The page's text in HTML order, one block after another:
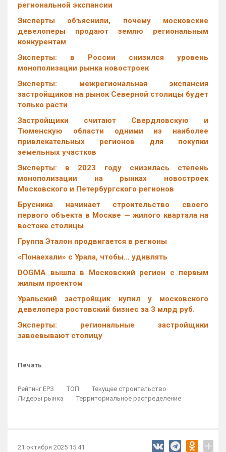
региональной экспансии
Эксперты объяснили, почему московские
девелоперы продают землю региональным
конкурентам
Эксперты: в России снизился уровень
монополизации рынка новостроек
Эксперты: межрегиональная экспансия
застройщиков на рынок Северной столицы будет
только расти
Застройщики считают Свердловскую и
Тюменскую области одними из наиболее
привлекательных регионов для покупки
земельных участков
Эксперты: в 2023 году снизилась степень
монополизации на рынках новостроек
Московского и Петербургского регионов
Брусника начинает строительство своего
первого объекта в Москве — жилого квартала на
востоке столицы
Группа Эталон продвигается в регионы
«Понаехали» с Урала, чтобы… удивлять
DOGMA вышла в Московский регион с первым
жилым проектом
Уральский застройщик купил у московского
девелопера ростовский бизнес за 3 млрд руб.
Эксперты: региональные застройщики
завоевывают столицу
Печать
Рейтинг ЕРЗ ТОП
Текущее строительство
Лидеры рынка
Территориальное распределение
21 октября 2025 15:41 +